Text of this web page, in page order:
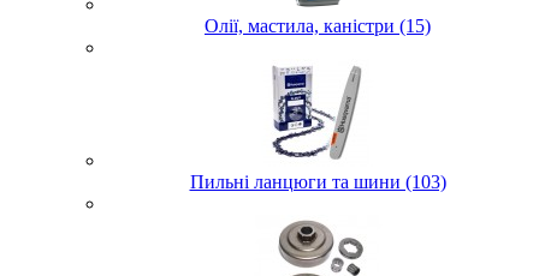
Олії, мастила, каністри (15)
Пильні ланцюги та шини (103)